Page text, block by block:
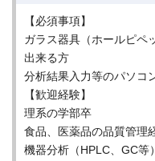
【必須事項】
ガラス器具（ホールピペ
出来る方
分析結果入力等のパソコ
【歓迎経験】
理系の学部卒
食品、医薬品の品質管理
機器分析（HPLC、GC等